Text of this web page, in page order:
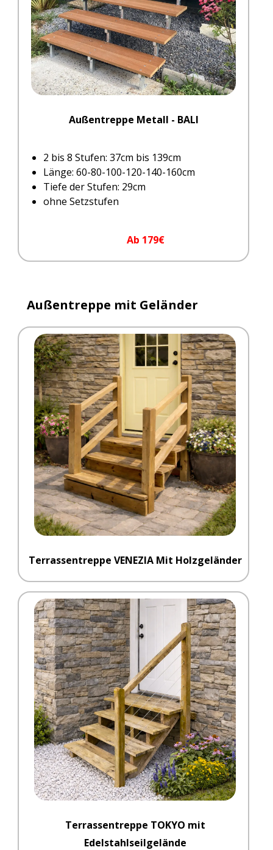
Außentreppe Metall - BALI
2 bis 8 Stufen: 37cm bis 139cm
Länge: 60-80-100-120-140-160cm
Tiefe der Stufen: 29cm
ohne Setzstufen
Ab 179€
Außentreppe mit Geländer
Terrassentreppe VENEZIA Mit Holzgeländer
Terrassentreppe TOKYO mit
Edelstahlseilgelände